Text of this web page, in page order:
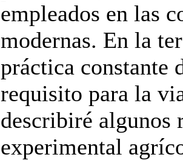
empleados en las
modernas. En la
práctica constante
requisito para la
describiré algunos
experimental